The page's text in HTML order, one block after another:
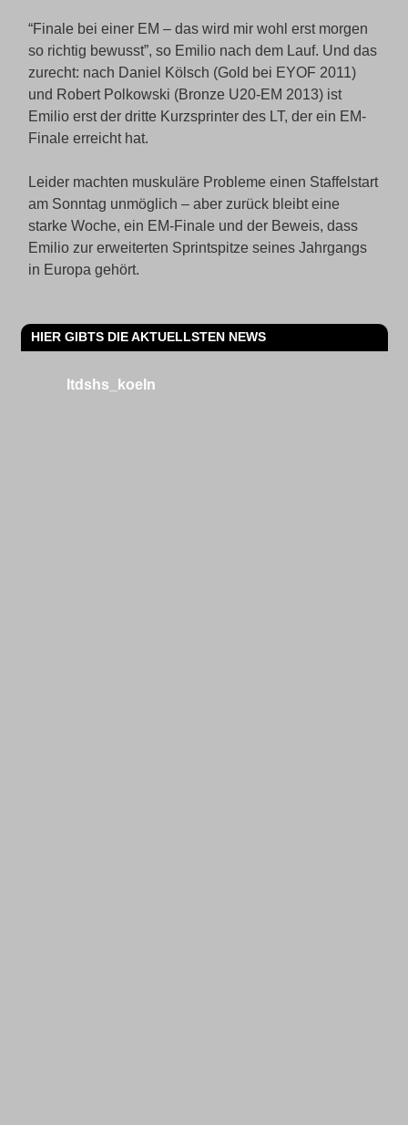
“Finale bei einer EM – das wird mir wohl erst morgen
so richtig bewusst”, so Emilio nach dem Lauf. Und das
zurecht: nach Daniel Kölsch (Gold bei EYOF 2011)
und Robert Polkowski (Bronze U20-EM 2013) ist
Emilio erst der dritte Kurzsprinter des LT, der ein EM-
Finale erreicht hat.
Leider machten muskuläre Probleme einen Staffelstart
am Sonntag unmöglich – aber zurück bleibt eine
starke Woche, ein EM-Finale und der Beweis, dass
Emilio zur erweiterten Sprintspitze seines Jahrgangs
in Europa gehört.
HIER GIBTS DIE AKTUELLSTEN NEWS
ltdshs_koeln